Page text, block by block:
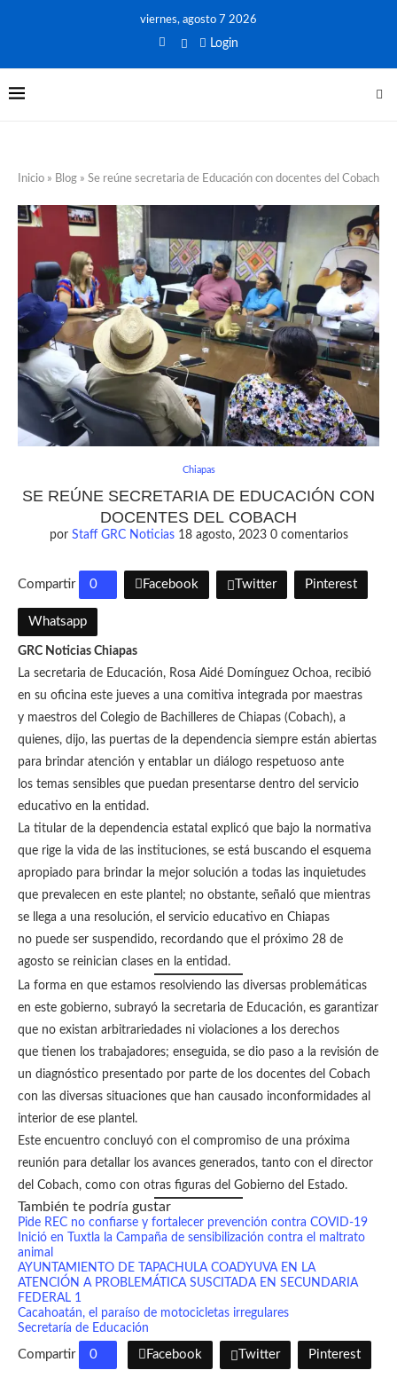
viernes, agosto 7 2026
Login
Inicio » Blog » Se reúne secretaria de Educación con docentes del Cobach
Chiapas
SE REÚNE SECRETARIA DE EDUCACIÓN CON
DOCENTES DEL COBACH
por Staff GRC Noticias 18 agosto, 2023 0 comentarios
Compartir 0 Facebook Twitter Pinterest
Whatsapp
GRC Noticias Chiapas
La secretaria de Educación, Rosa Aidé Domínguez Ochoa, recibió
en su oficina este jueves a una comitiva integrada por maestras
y maestros del Colegio de Bachilleres de Chiapas (Cobach), a
quienes, dijo, las puertas de la dependencia siempre están abiertas
para brindar atención y entablar un diálogo respetuoso ante
los temas sensibles que puedan presentarse dentro del servicio
educativo en la entidad.
La titular de la dependencia estatal explicó que bajo la normativa
que rige la vida de las instituciones, se está buscando el esquema
apropiado para brindar la mejor solución a todas las inquietudes
que prevalecen en este plantel; no obstante, señaló que mientras
se llega a una resolución, el servicio educativo en Chiapas
no puede ser suspendido, recordando que el próximo 28 de
agosto se reinician clases en la entidad.
La forma en que estamos resolviendo las diversas problemáticas
en este gobierno, subrayó la secretaria de Educación, es garantizar
que no existan arbitrariedades ni violaciones a los derechos
que tienen los trabajadores; enseguida, se dio paso a la revisión de
un diagnóstico presentado por parte de los docentes del Cobach
con las diversas situaciones que han causado inconformidades al
interior de ese plantel.
Este encuentro concluyó con el compromiso de una próxima
reunión para detallar los avances generados, tanto con el director
del Cobach, como con otras figuras del Gobierno del Estado.
También te podría gustar
Pide REC no confiarse y fortalecer prevención contra COVID-19
Inició en Tuxtla la Campaña de sensibilización contra el maltrato
animal
AYUNTAMIENTO DE TAPACHULA COADYUVA EN LA
ATENCIÓN A PROBLEMÁTICA SUSCITADA EN SECUNDARIA
FEDERAL 1
Cacahoatán, el paraíso de motocicletas irregulares
Secretaría de Educación
Compartir 0 Facebook Twitter Pinterest